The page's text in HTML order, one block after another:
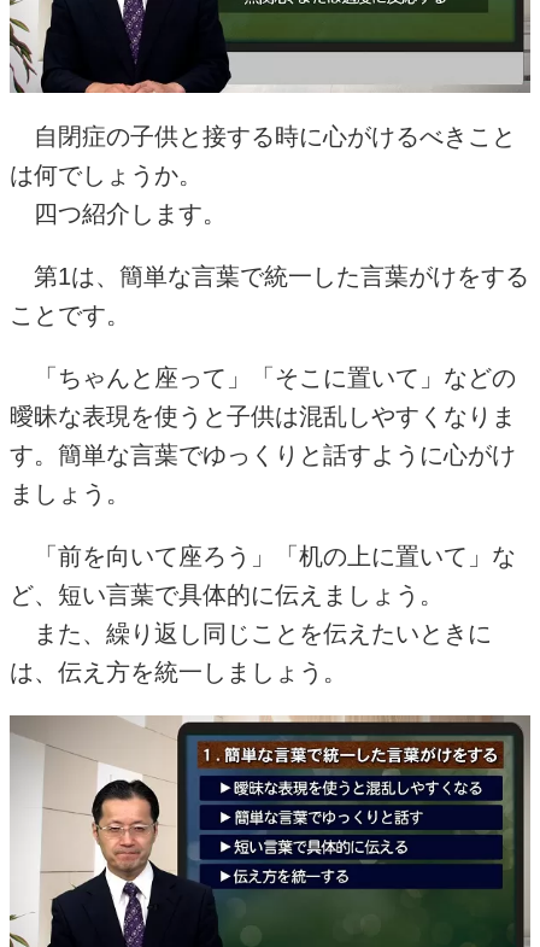
自閉症の子供と接する時に心がけるべきこと
は何でしょうか。
四つ紹介します。
第1は、簡単な言葉で統一した言葉がけをする
ことです。
「ちゃんと座って」「そこに置いて」などの
曖昧な表現を使うと子供は混乱しやすくなりま
す。簡単な言葉でゆっくりと話すように心がけ
ましょう。
「前を向いて座ろう」「机の上に置いて」な
ど、短い言葉で具体的に伝えましょう。
また、繰り返し同じことを伝えたいときに
は、伝え方を統一しましょう。